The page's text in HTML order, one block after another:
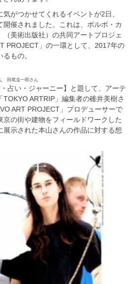
がつかせてくれるイベントが2日、
開催されました。これは、ボルボ・カ
美術出版社）の共同アートプロジェ
PROJECT」の一環として、2017年の
もの。
田尾圭一郎さん
占い・ジャーニー】と題して、アーテ
TOKYO ARTRIP」編集者の碓井美樹さ
ART PROJECT」プロデューサーで
の街や建物をフィールドワークした
展示された本山さんの作品に対する想